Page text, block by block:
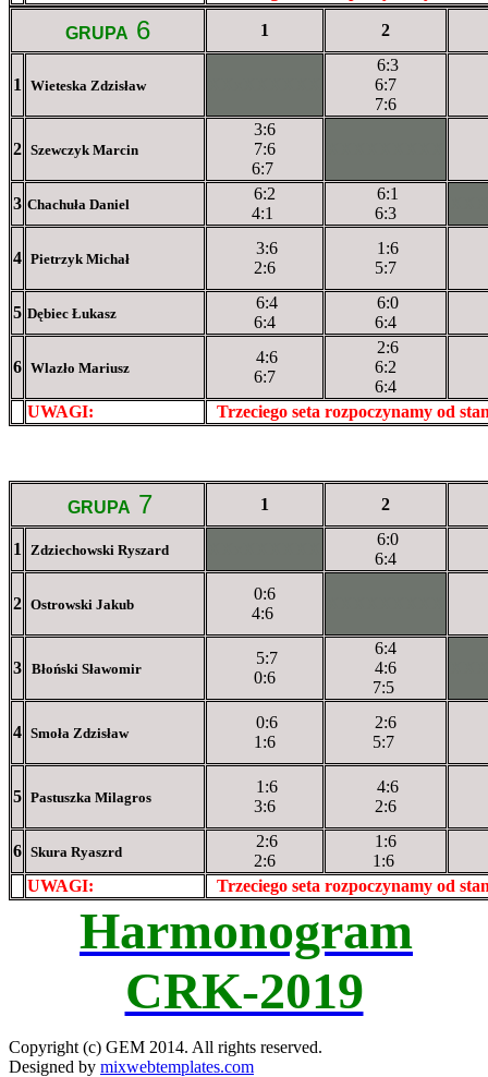
GRUPA 6 1 2
1 Wieteska Zdzisław
6:3
6:7
7:6
2 Szewczyk Marcin
3:6
7:6
6:7
3 Chachuła Daniel
6:2
4:1
6:1
6:3
4 Pietrzyk Michał
3:6
2:6
1:6
5:7
5 Dębiec Łukasz
6:4
6:4
6:0
6:4
6 Wlazło Mariusz
4:6
6:7
2:6
6:2
6:4
UWAGI:
Trzeciego seta rozpoczynamy od
GRUPA 7 1 2
1 Zdziechowski Ryszard
6:0
6:4
2 Ostrowski Jakub
0:6
4:6
3 Błoński Sławomir
5:7
0:6
6:4
4:6
7:5
4 Smoła Zdzisław
0:6
1:6
2:6
5:7
5 Pastuszka Milagros
1:6
3:6
4:6
2:6
6 Skura Ryaszrd
2:6
2:6
1:6
1:6
UWAGI:
Trzeciego seta rozpoczynamy od
Harmonogram
CRK-2019
Copyright (c) GEM 2014. All rights reserved.
Designed by mixwebtemplates.com